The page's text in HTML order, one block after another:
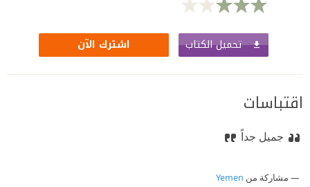
تحميل الكتاب اشترك الآن
اقتباسات
جميل جداً
مشاركة من Yemen